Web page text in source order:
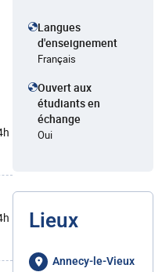
Langues
d'enseignement
Français
Ouvert aux
étudiants en
échange
Oui
Lieux
Annecy-le-Vieux